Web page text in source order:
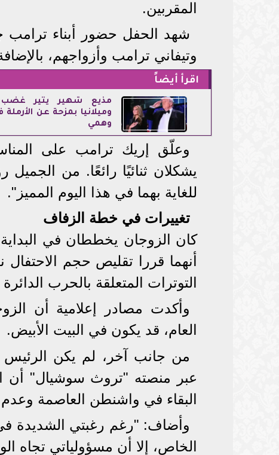
المقربين.
شهد الحفل حضور أبناء ترامب
وتيفاني ترامب وأزواجهم،
اقرأ أيضاً
مذيع شهير يثير غضب
وميلانيا بمزحة عن
وهمي
وعلّق إريك ترامب على
يشكلان ثنائيًا رائعًا. من
للغاية بهما في هذا اليوم المميز".
تغييرات في خطة الزفاف
كان الزوجان يخططان في
أنهما قررا تقليص حجم
التوترات المتعلقة بالحرب
وأكدت مصادر إعلامية أن
العام، قد يكون في البيت الأبيض.
من جانب آخر، لم يكن
عبر منصته "تروث سوشيال" أن
البقاء في واشنطن العاصمة
وأضاف: "رغم رغبتي الشديدة
الخاص، إلا أن مسؤولياتي تجاه